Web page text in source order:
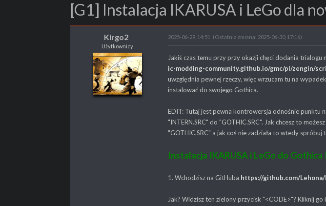
[G1] Instalacja IKARUSA i LeGo dla
Kirgo2
Kirgo2
Użytkownicy
Użytkownicy
2025-06-29, 14:51 (Ostatnia zmiana: 2025-06-30, 17:16)
Jakiś czas temu przy przy okazji chęci dodania
ic-modding-community.github.io/gmc/pl/zengin/
uwzględnia pewnej rzeczy, więc wrzucam tu na
instalować do swojego Gothica.
EDIT: Tutaj jest pewna kontrowersja odnośnie punktu
"INTERN.SRC" do "GOTHIC.SRC". Jak chcesz to
"GOTHIC.SRC" a jak coś nie zadziała to wtedy
Instalacja IKARUSA i LeGo do
1. Wchodzisz na GitHuba https://github.com/Lehona/
Jak? Widzisz ten zielony przycisk "<CODE>"? Kliknij